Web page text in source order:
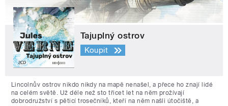
Tajuplný ostrov
Koupit
Lincolnův ostrov nikdo nikdy na mapě nenašel, a přece ho znají lidé
na celém světě. Už déle než sto třicet let na něm prožívají
dobrodružství s pěticí trosečníků, kteří na něm našli útočiště, a